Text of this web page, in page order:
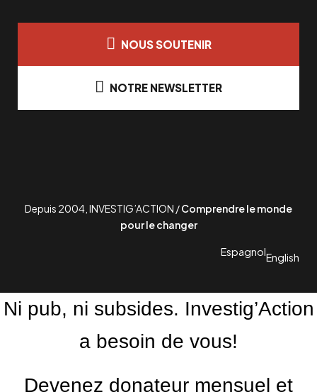
NOUS SOUTENIR
NOTRE NEWSLETTER
Depuis 2004, INVESTIG’ACTION /Comprendre le monde
pour le changer
EspagnolEnglish
Ni pub, ni subsides. Investig’Action
a besoin de vous!
Devenez donateur mensuel et